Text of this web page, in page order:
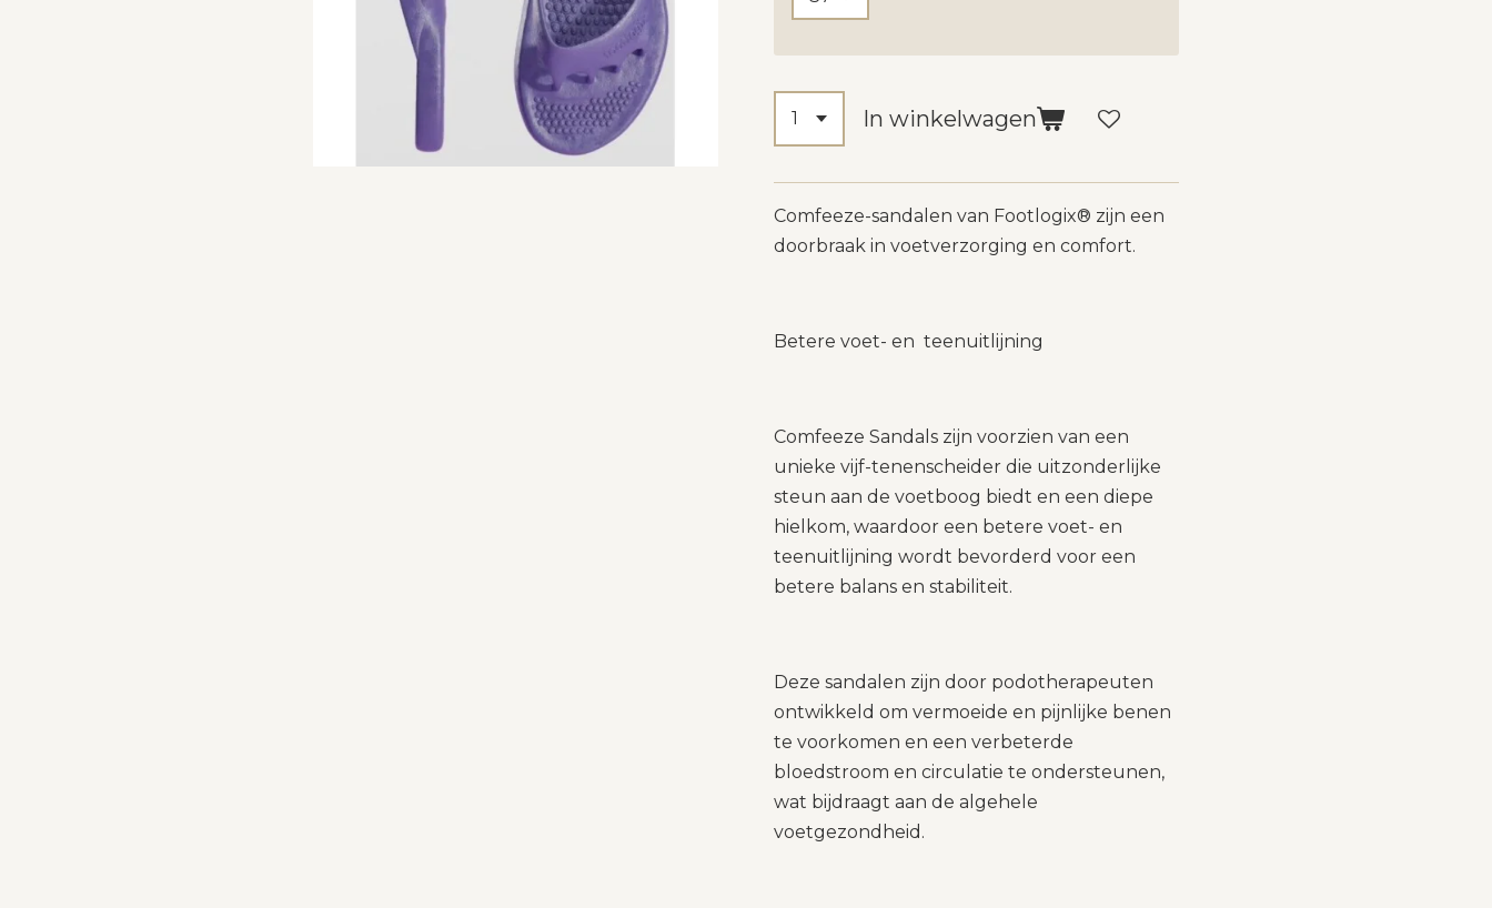
In winkelwagen
Comfeeze-sandalen van Footlogix® zijn een
doorbraak in voetverzorging en comfort.
Betere voet- en teenuitlijning
Comfeeze Sandals zijn voorzien van een
unieke vijf-tenenscheider die uitzonderlijke
steun aan de voetboog biedt en een diepe
hielkom, waardoor een betere voet- en
teenuitlijning wordt bevorderd voor een
betere balans en stabiliteit.
Deze sandalen zijn door podotherapeuten
ontwikkeld om vermoeide en pijnlijke benen
te voorkomen en een verbeterde
bloedstroom en circulatie te ondersteunen,
wat bijdraagt ​​aan de algehele
voetgezondheid.